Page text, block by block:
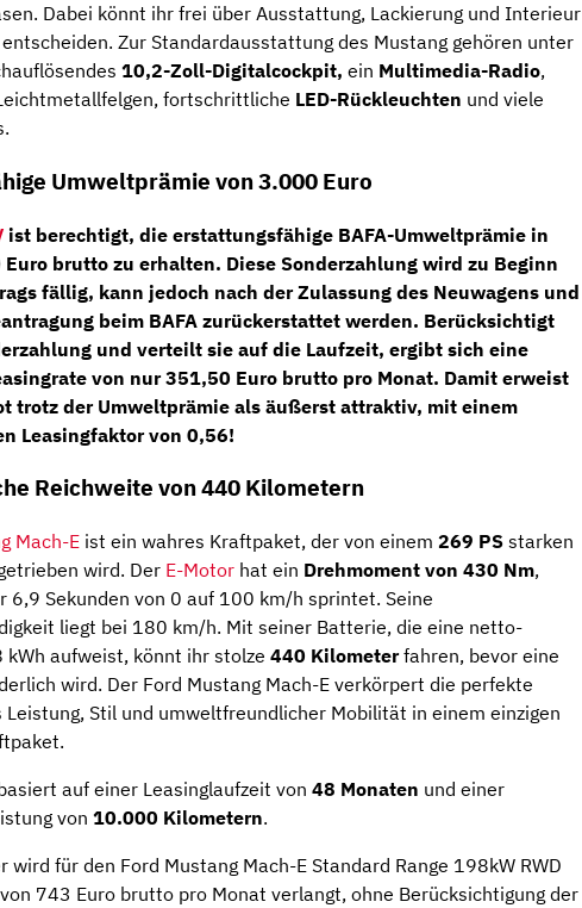
Dabei könnt ihr frei über Ausstattung, Lackierung und Interieur
Zur Standardausstattung des Mustang gehören unter
10,2-Zoll-Digitalcockpit, ein Multimedia-Radio,
fortschrittliche LED-Rückleuchten und viele
Umweltprämie von 3.000 Euro
ist berechtigt, die erstattungsfähige BAFA-Umweltprämie in
brutto zu erhalten. Diese Sonderzahlung wird zu Beginn
fällig, kann jedoch nach der Zulassung des Neuwagens und
beim BAFA zurückerstattet werden. Berücksichtigt
und verteilt sie auf die Laufzeit, ergibt sich eine
von nur 351,50 Euro brutto pro Monat. Damit erweist
trotz der Umweltprämie als äußerst attraktiv, mit einem
Leasingfaktor von 0,56!
Reichweite von 440 Kilometern
Mach-E ist ein wahres Kraftpaket, der von einem 269 PS starken
wird. Der E-Motor hat ein Drehmoment von 430 Nm,
6,9 Sekunden von 0 auf 100 km/h sprintet. Seine
liegt bei 180 km/h. Mit seiner Batterie, die eine netto-
kWh aufweist, könnt ihr stolze 440 Kilometerfahren, bevor eine
wird. Der Ford Mustang Mach-E verkörpert die perfekte
Leistung, Stil und umweltfreundlicher Mobilität in einem einzigen
auf einer Leasinglaufzeit von 48 Monaten und einer
von 10.000 Kilometern.
wird für den Ford Mustang Mach-E Standard Range 198kW RWD
743 Euro brutto pro Monat verlangt, ohne Berücksichtigung der